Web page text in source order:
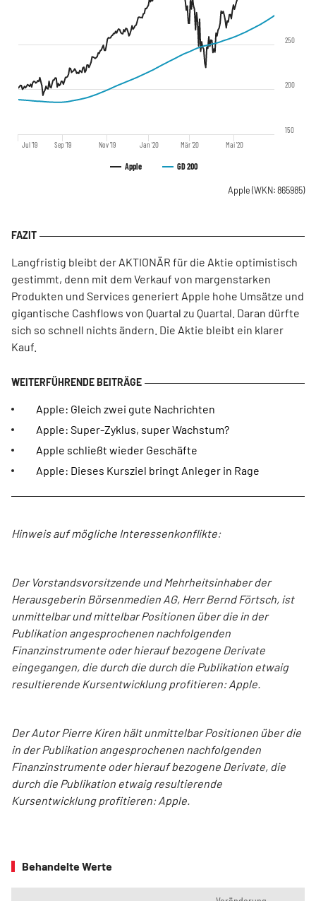
Apple GD 200
Jul '19 Sep '19 Nov '19 Jan '20 Mär '20 Mai '20
150
200
250
Apple (WKN: 865985)
Langfristig bleibt der AKTIONÄR für die Aktie optimistisch
gestimmt, denn mit dem Verkauf von margenstarken
Produkten und Services generiert Apple hohe Umsätze und
gigantische Cashflows von Quartal zu Quartal. Daran dürfte
sich so schnell nichts ändern. Die Aktie bleibt ein klarer
Kauf.
Apple: Gleich zwei gute Nachrichten
Apple: Super-Zyklus, super Wachstum?
Apple schließt wieder Geschäfte
Apple: Dieses Kursziel bringt Anleger in Rage
Hinweis auf mögliche Interessenkonflikte:
Der Vorstandsvorsitzende und Mehrheitsinhaber der
Herausgeberin Börsenmedien AG, Herr Bernd Förtsch, ist
unmittelbar und mittelbar Positionen über die in der
Publikation angesprochenen nachfolgenden
Finanzinstrumente oder hierauf bezogene Derivate
eingegangen, die durch die durch die Publikation etwaig
resultierende Kursentwicklung profitieren: Apple.
Der Autor Pierre Kiren hält unmittelbar Positionen über die
in der Publikation angesprochenen nachfolgenden
Finanzinstrumente oder hierauf bezogene Derivate, die
durch die Publikation etwaig resultierende
Kursentwicklung profitieren: Apple.
Behandelte Werte